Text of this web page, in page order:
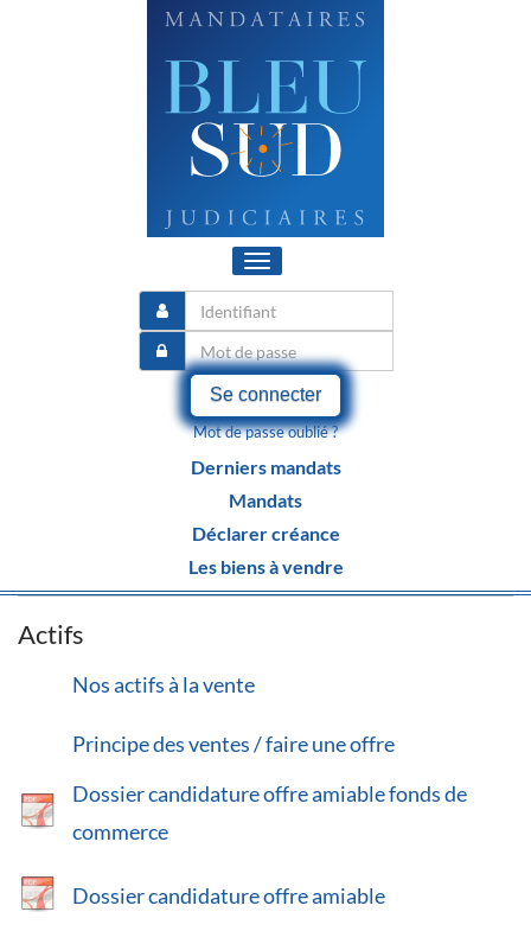
Toggle
navigation
Se connecter
Mot de passe oublié ?
Derniers mandats
Mandats
Déclarer créance
Les biens à vendre
Actifs
Nos actifs à la vente
Principe des ventes / faire une offre
Dossier candidature offre amiable fonds de
commerce
Dossier candidature offre amiable